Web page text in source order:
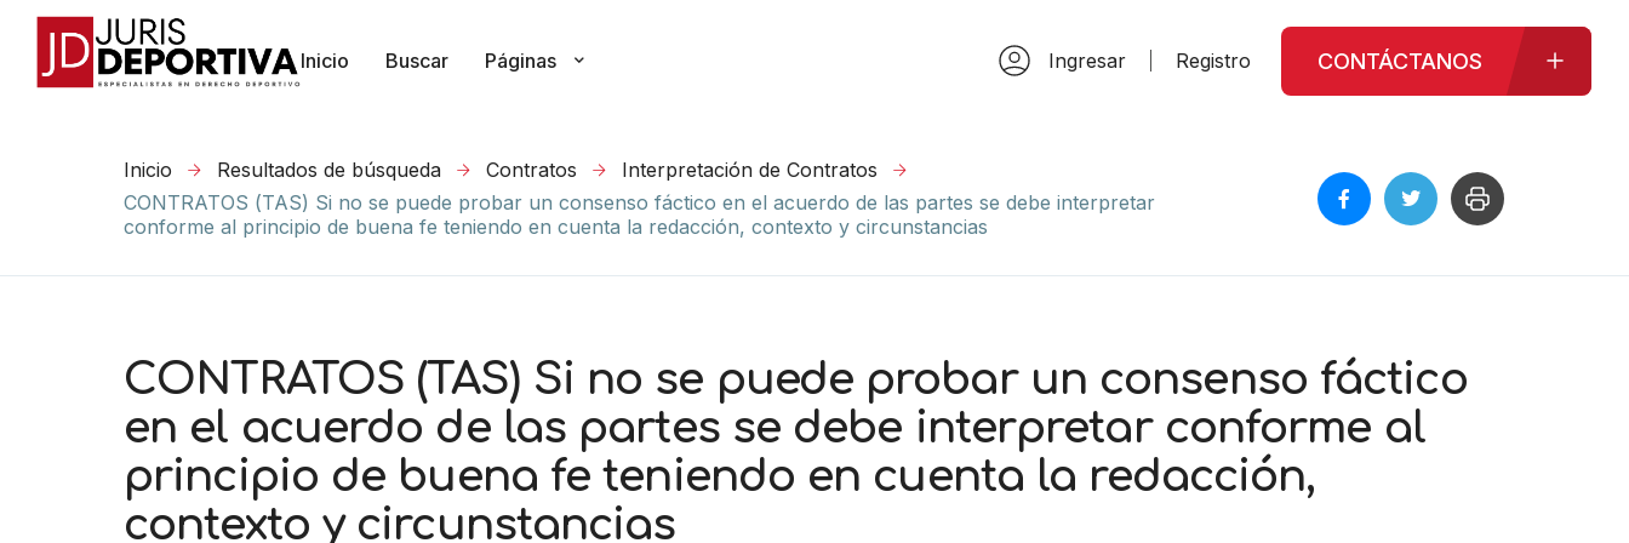
Inicio Buscar Páginas Ingresar Registro CONTÁCTANOS
Inicio Resultados de búsqueda Contratos
Interpretación de Contratos
CONTRATOS (TAS) Si no se puede probar un consenso fáctico en el acuerdo de las partes se debe interpretar
conforme al principio de buena fe teniendo en cuenta la redacción, contexto y circunstancias
CONTRATOS (TAS) Si no se puede probar un consenso fáctico
en el acuerdo de las partes se debe interpretar conforme al
principio de buena fe teniendo en cuenta la redacción,
contexto y circunstancias